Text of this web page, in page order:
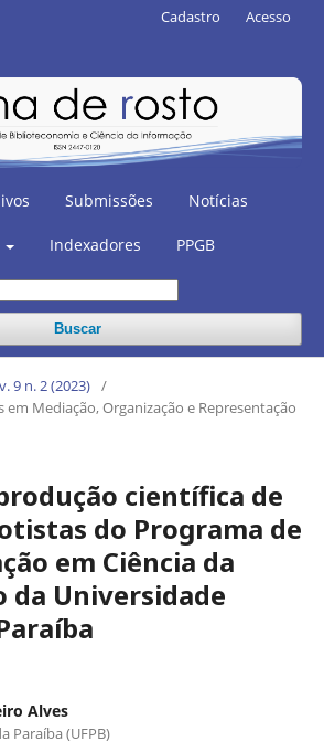
Submissões Notícias
Indexadores PPGB
Buscar
Cadastro Acesso
v. 9 n. 2 (2023) /
em Mediação, Organização e Representação
científica de
do Programa de
em Ciência da
da Universidade
Alves
Paraíba (UFPB)